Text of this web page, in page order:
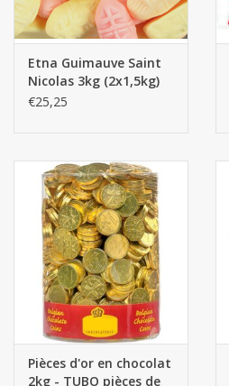
Etna Guimauve Saint
Nicolas 3kg (2x1,5kg)
€25,25
Pièces d'or en chocolat
2kg - TUBO pièces de